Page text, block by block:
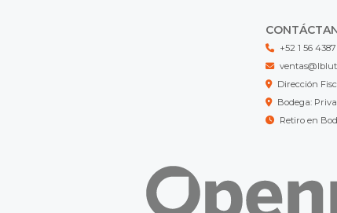
+52 1 56
Dirección
Bodega:
Retiro en